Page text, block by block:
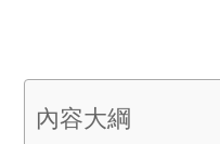
內容大綱